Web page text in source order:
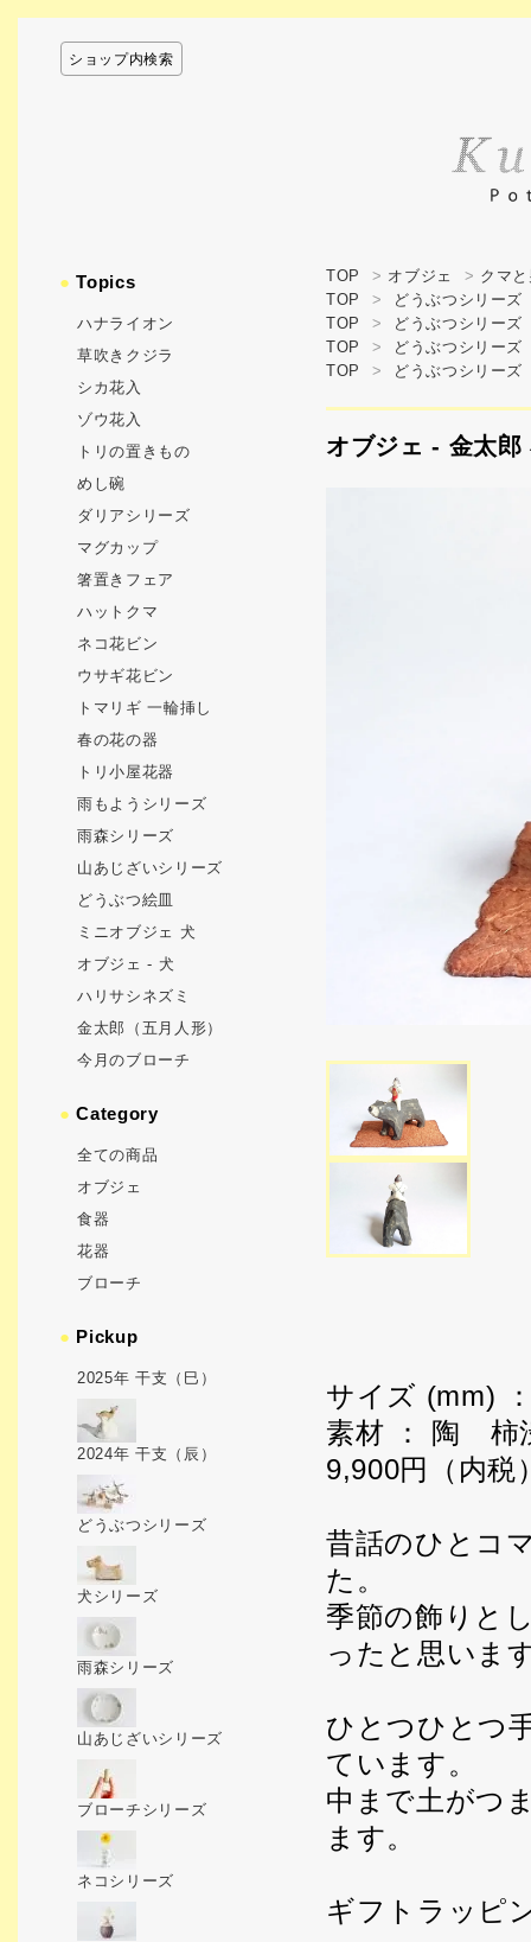
ショップ内検索
TOP > オブジェ > クマ
TOP
>
どうぶつシリーズ
TOP
>
どうぶつシリーズ
TOP
>
どうぶつシリーズ
TOP
> どうぶつシリーズ
オブジェ - 金太郎
サイズ (mm)
素材 ： 陶 柿
9,900円（内税
昔話のひとコ
た。
季節の飾りと
ったと思いま
ひとつひとつ
ています。
中まで土がつ
ます。
ギフトラッピ
●Topics
ハナライオン
草吹きクジラ
シカ花入
ゾウ花入
トリの置きもの
めし碗
ダリアシリーズ
マグカップ
箸置きフェア
ハットクマ
ネコ花ビン
ウサギ花ビン
トマリギ 一輪挿し
春の花の器
トリ小屋花器
雨もようシリーズ
雨森シリーズ
山あじざいシリーズ
どうぶつ絵皿
ミニオブジェ 犬
オブジェ - 犬
ハリサシネズミ
金太郎（五月人形）
今月のブローチ
●Category
全ての商品
オブジェ
食器
花器
ブローチ
● Pickup
2025年 干支（巳）
2024年 干支（辰）
どうぶつシリーズ
犬シリーズ
雨森シリーズ
山あじざいシリーズ
ブローチシリーズ
ネコシリーズ